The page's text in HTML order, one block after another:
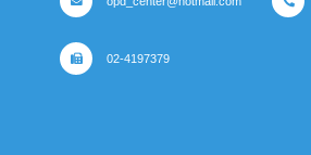
02-4197379